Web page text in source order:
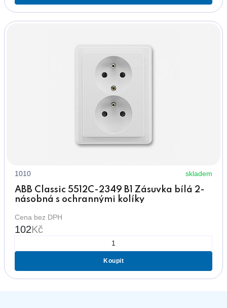
1010 skladem
ABB Classic 5512C-2349 B1 Zásuvka bílá 2-
násobná s ochrannými kolíky
Cena bez DPH
102Kč
Koupit